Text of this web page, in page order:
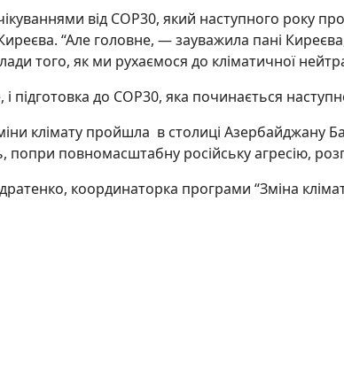
від СОР30, який наступного року
“Але головне, — зауважила пані
того, як ми рухаємося до кліматичної
підготовка до СОР30, яка починається
клімату пройшла в столиці Азербайджану
попри повномасштабну російську агресію,
координаторка програми “Зміна
про розвиток та розширення довкіллєвої